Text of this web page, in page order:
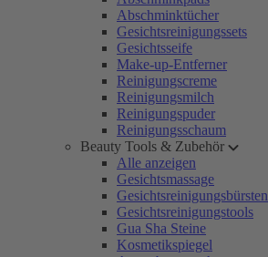
Abschminktücher
Gesichtsreinigungssets
Gesichtsseife
Make-up-Entferner
Reinigungscreme
Reinigungsmilch
Reinigungspuder
Reinigungsschaum
Beauty Tools & Zubehör
Alle anzeigen
Gesichtsmassage
Gesichtsreinigungsbürsten
Gesichtsreinigungstools
Gua Sha Steine
Kosmetikspiegel